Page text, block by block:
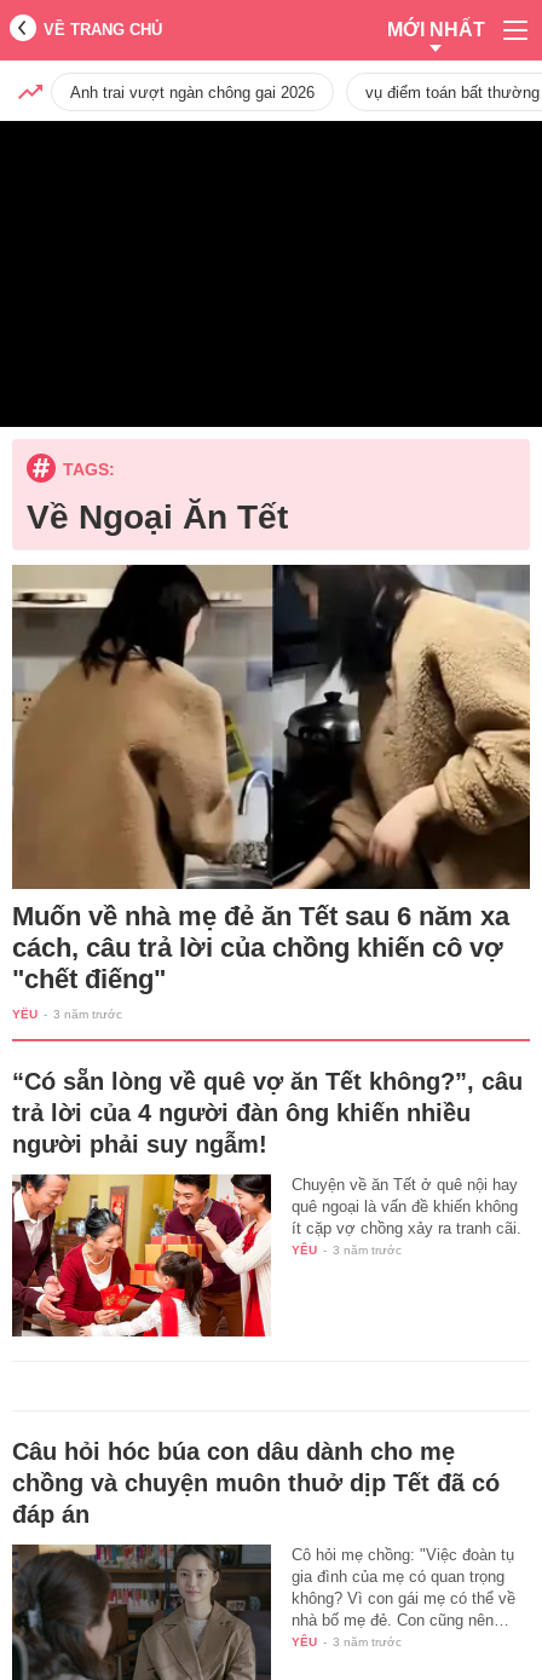
VỀ TRANG CHỦ MỚI NHẤT
Anh trai vượt ngàn chông gai 2026 vụ điểm toán bất
TAGS:
Về Ngoại Ăn Tết
Muốn về nhà mẹ đẻ ăn Tết sau 6 năm xa
cách, câu trả lời của chồng khiến cô vợ
"chết điếng"
YÊU - 3 năm trước
“Có sẵn lòng về quê vợ ăn Tết không?”, câu
trả lời của 4 người đàn ông khiến nhiều
người phải suy ngẫm!
Chuyện về ăn Tết ở quê nội hay
quê ngoại là vấn đề khiến không
ít cặp vợ chồng xảy ra tranh cãi.
YÊU - 3 năm trước
Câu hỏi hóc búa con dâu dành cho mẹ
chồng và chuyện muôn thuở dịp Tết đã có
đáp án
Cô hỏi mẹ chồng: "Việc đoàn tụ
gia đình của mẹ có quan trọng
không? Vì con gái mẹ có thể về
nhà bố mẹ đẻ. Con cũng nên…
YÊU - 3 năm trước